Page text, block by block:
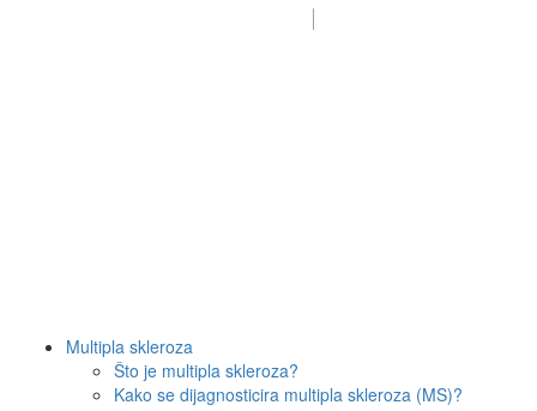
Multipla skleroza
Što je multipla skleroza?
Kako se dijagnosticira multipla skleroza (MS)?